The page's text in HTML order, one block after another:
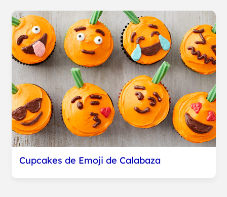
Cupcakes de Emoji de Calabaza